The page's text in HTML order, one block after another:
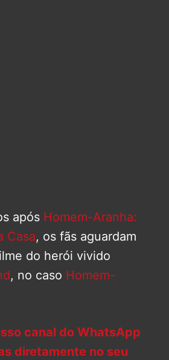
após Homem-Aranha:
Casa, os fãs aguardam
do herói vivido
, no caso Homem-
canal do WhatsApp
diretamente no seu